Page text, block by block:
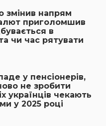
змінив напрям
приголомшив
в
чи час рятувати
у пенсіонерів,
не зробити
українців чекають
у 2025 році